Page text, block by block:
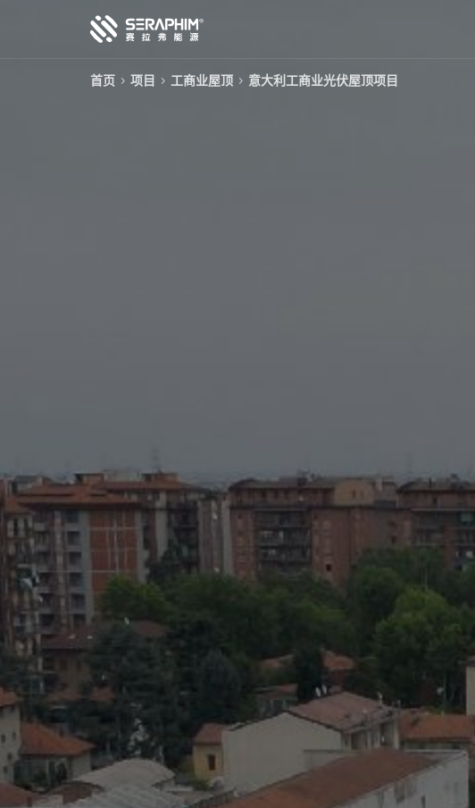
首页 项目 工商业屋顶 意大利工商业光伏屋顶项目